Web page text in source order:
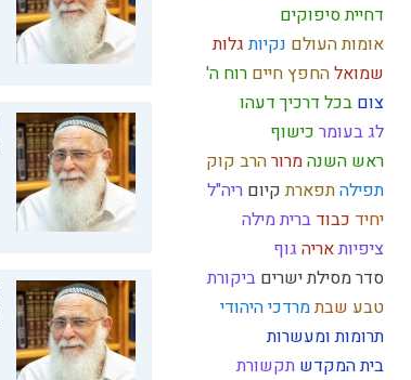
דחיית סיפוקים
אומות העולם נקיותגלות
שמואלהחפץ חיים רוח ה'
צום בכל דרכיך דעהו
לג בעומר כישוף
ראש השנהמרורהרב קוק
תפילהתפארתקיום ריה"ל
יחיד כבוד ברית מילה
ציפיותאריה גוף
סדר מסילת ישרים ביקורת
טבע שבתמרדכי היהודי
תרומות ומעשרות
בית המקדש תקשורת